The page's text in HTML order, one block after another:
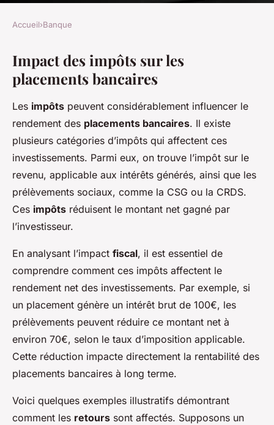
Comment les impôts affectent
vos placements bancaires ?
Youssef•25 novembre 2024•4 min de lecture
Accueil›Banque
Impact des impôts sur les
placements bancaires
Les impôts peuvent considérablement influencer le
rendement des placements bancaires. Il existe
plusieurs catégories d’impôts qui affectent ces
investissements. Parmi eux, on trouve l’impôt sur le
revenu, applicable aux intérêts générés, ainsi que les
prélèvements sociaux, comme la CSG ou la CRDS.
Ces impôts réduisent le montant net gagné par
l’investisseur.
En analysant l’impact fiscal, il est essentiel de
comprendre comment ces impôts affectent le
rendement net des investissements. Par exemple, si
un placement génère un intérêt brut de 100€, les
prélèvements peuvent réduire ce montant net à
environ 70€, selon le taux d’imposition applicable.
Cette réduction impacte directement la rentabilité des
placements bancaires à long terme.
Voici quelques exemples illustratifs démontrant
comment les retours sont affectés. Supposons un